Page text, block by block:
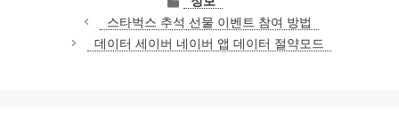
테
고
리
스타벅스 추석 선물 이벤트 참여 방법
데이터 세이버 네이버 앱 데이터 절약모드